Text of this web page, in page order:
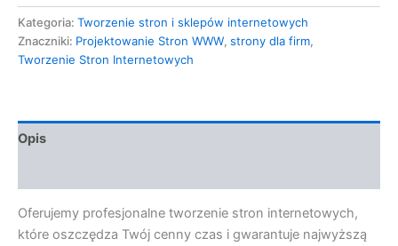
Kategoria: Tworzenie stron i sklepów internetowych
Znaczniki: Projektowanie Stron WWW, strony dla firm,
Tworzenie Stron Internetowych
Opis
Oferujemy profesjonalne tworzenie stron internetowych,
które oszczędza Twój cenny czas i gwarantuje najwyższą